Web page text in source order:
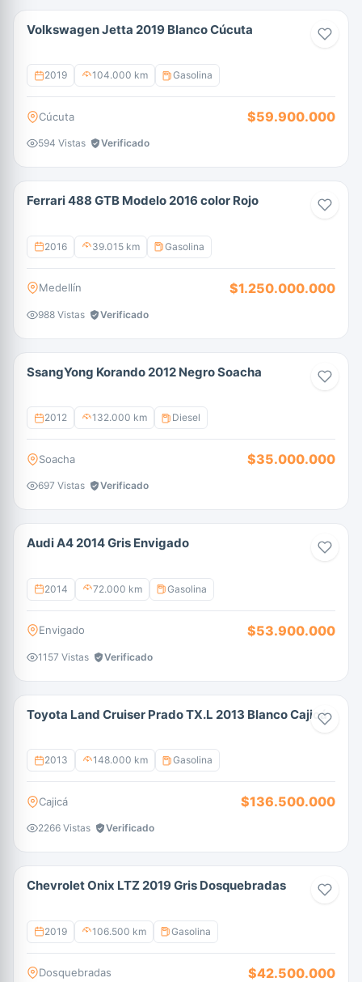
Volkswagen Jetta 2019 Blanco Cúcuta
2019 104.000 km Gasolina
Cúcuta $59.900.000
594 Vistas Verificado
Ferrari 488 GTB Modelo 2016 color Rojo
2016 39.015 km Gasolina
Medellín $1.250.000.000
988 Vistas Verificado
SsangYong Korando 2012 Negro Soacha
2012 132.000 km Diesel
Soacha $35.000.000
697 Vistas Verificado
Audi A4 2014 Gris Envigado
2014 72.000 km Gasolina
Envigado $53.900.000
1157 Vistas Verificado
Toyota Land Cruiser Prado TX.L 2013 Blanco Cajicá
2013 148.000 km Gasolina
Cajicá $136.500.000
2266 Vistas Verificado
Chevrolet Onix LTZ 2019 Gris Dosquebradas
2019 106.500 km Gasolina
Dosquebradas $42.500.000